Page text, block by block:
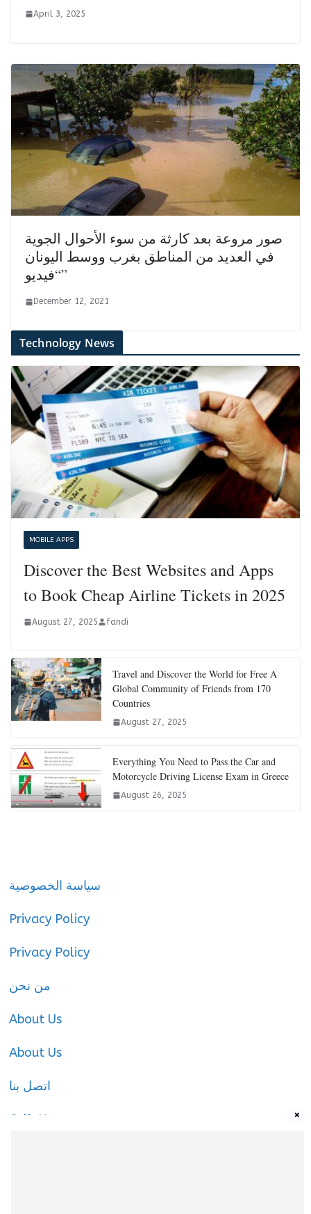
April 3, 2025
صور مروعة بعد كارثة من سوء الأحوال الجوية
في العديد من المناطق بغرب ووسط اليونان
“فيديو”
December 12, 2021
Technology News
MOBILE APPS
Discover the Best Websites and Apps
to Book Cheap Airline Tickets in 2025
August 27, 2025 fandi
Travel and Discover the World for Free A
Global Community of Friends from 170
Countries
August 27, 2025
Everything You Need to Pass the Car and
Motorcycle Driving License Exam in Greece
August 26, 2025
سياسة الخصوصية
Privacy Policy
Privacy Policy
من نحن
About Us
About Us
اتصل بنا
Call-Us ×